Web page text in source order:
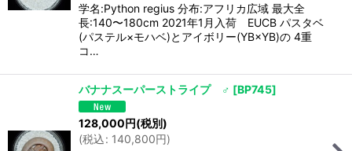
学名:Python regius 分布:アフリカ広域 最大全
長:140〜180cm 2021年1月入荷 EUCB パスタベ
(パステル×モハベ)とアイボリー(YB×YB)の 4重
コ…
バナナスーパーストライプ ♂ [BP745]
128,000円(税別)
(税込: 140,800円)